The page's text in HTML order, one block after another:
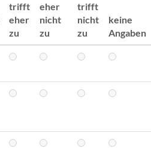
trifft
eher
zu
eher
nicht
zu
trifft
nicht
zu
keine
Angaben